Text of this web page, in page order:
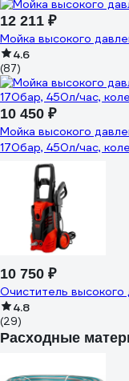
12 211 ₽
Мойка высокого
4.6
(87)
10 450 ₽
Мойка высокого
170бар, 450л/час,
10 750 ₽
Очиститель высокого
4.8
(29)
Расходные